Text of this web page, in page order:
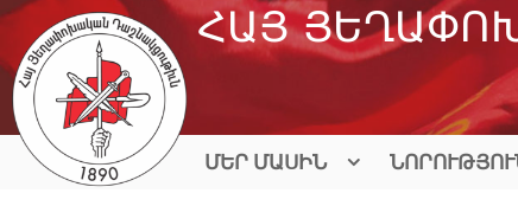
Skip
content
ՀԱՅ
ՄԵՐ ՄԱՍԻՆ